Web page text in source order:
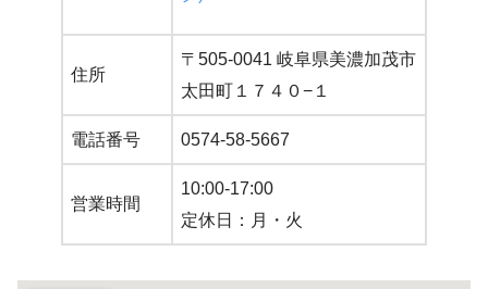
住所
〒505-0041 岐阜県美濃加茂市
太田町１７４０−１
電話番号 0574-58-5667
営業時間
10:00-17:00
定休日：月・火